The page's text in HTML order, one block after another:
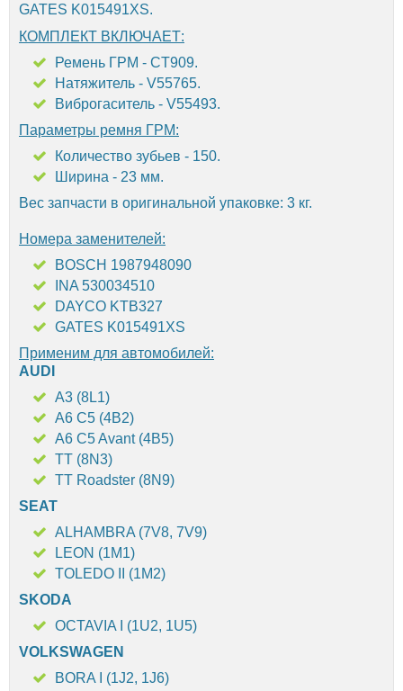
GATES K015491XS.
КОМПЛЕКТ ВКЛЮЧАЕТ:
Ремень ГРМ - CT909.
Натяжитель - V55765.
Виброгаситель - V55493.
Параметры ремня ГРМ:
Количество зубьев - 150.
Ширина - 23 мм.
Вес запчасти в оригинальной упаковке: 3 кг.
Номера заменителей:
BOSCH 1987948090
INA 530034510
DAYCO KTB327
GATES K015491XS
Применим для автомобилей:
AUDI
A3 (8L1)
A6 C5 (4B2)
A6 C5 Avant (4B5)
TT (8N3)
TT Roadster (8N9)
SEAT
ALHAMBRA (7V8, 7V9)
LEON (1M1)
TOLEDO II (1M2)
SKODA
OCTAVIA I (1U2, 1U5)
VOLKSWAGEN
BORA I (1J2, 1J6)